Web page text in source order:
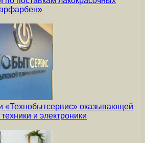
«Технобытсервис» оказывающей
и электроники